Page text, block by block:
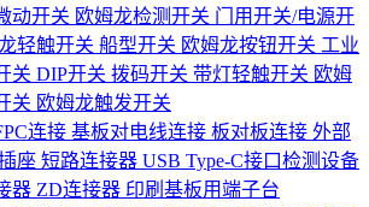
动开关 欧姆龙检测开关 门用开关/电源开
轻触开关 船型开关 欧姆龙按钮开关 工业
关 DIP开关 拨码开关 带灯轻触开关 欧姆
关 欧姆龙触发开关
连接 基板对电线连接 板对板连接 外部
座 短路连接器 USB Type-C接口检测设备
器 ZD连接器 印刷基板用端子台